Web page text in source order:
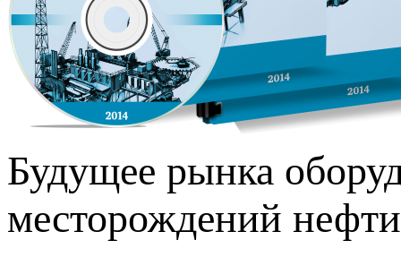
Будущее рынка
месторождений